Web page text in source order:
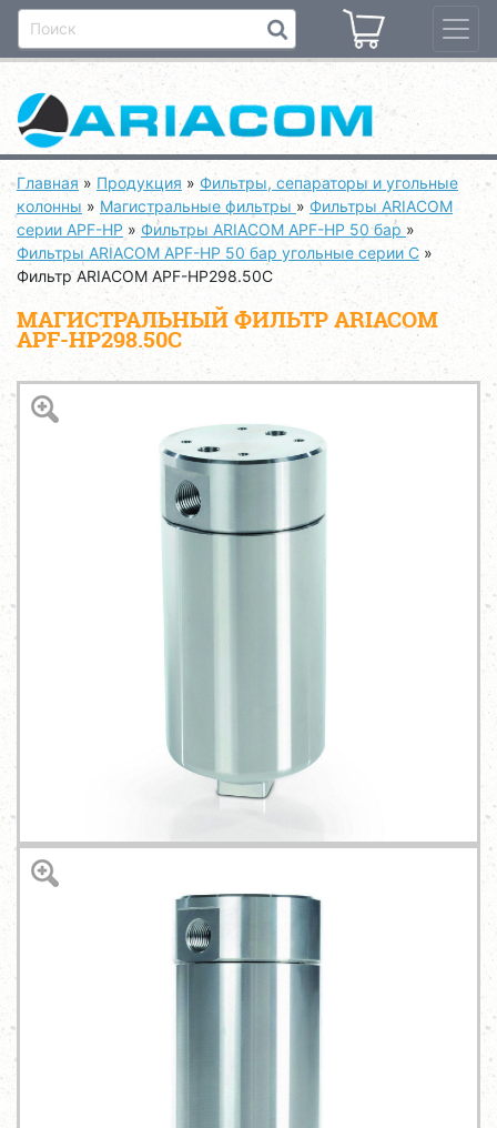
Главная » Продукция » Фильтры, сепараторы и угольные
колонны » Магистральные фильтры » Фильтры ARIACOM
серии APF-HP » Фильтры ARIACOM APF-HP 50 бар »
Фильтры ARIACOM APF-HP 50 бар угольные серии С »
Фильтр ARIACOM APF-HP298.50C
МАГИСТРАЛЬНЫЙ ФИЛЬТР ARIACOM
APF-HP298.50C